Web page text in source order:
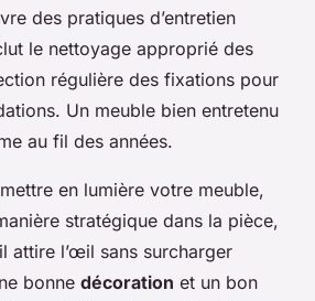
des pratiques d’entretien
le nettoyage approprié des
régulière des fixations pour
Un meuble bien entretenu
au fil des années.
en lumière votre meuble,
stratégique dans la pièce,
attire l’œil sans surcharger
bonne décoration et un bon